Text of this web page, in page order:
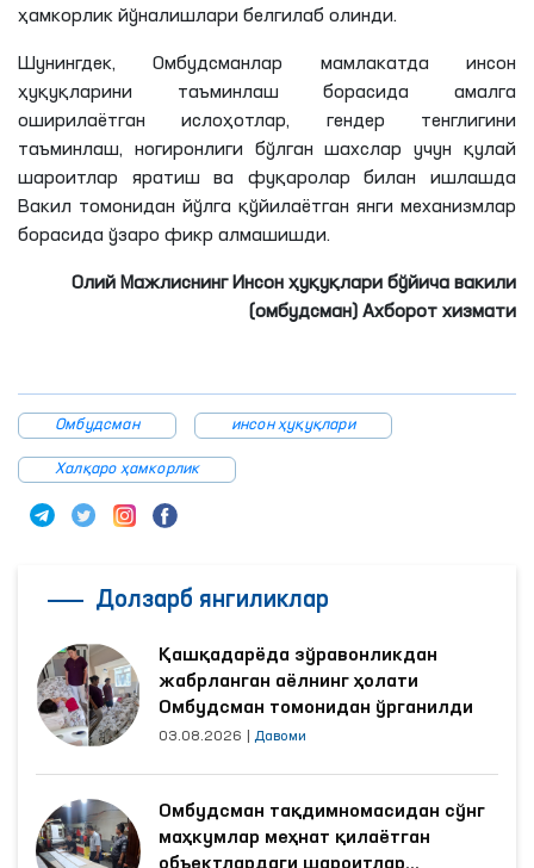
ҳамкорлик йўналишлари белгилаб олинди.
Шунингдек, Омбудсманлар мамлакатда инсон
ҳуқуқларини таъминлаш борасида амалга
оширилаётган ислоҳотлар, гендер тенглигини
таъминлаш, ногиронлиги бўлган шахслар учун қулай
шароитлар яратиш ва фуқаролар билан ишлашда
Вакил томонидан йўлга қўйилаётган янги механизмлар
борасида ўзаро фикр алмашишди.
Олий Мажлиснинг Инсон ҳуқуқлари бўйича вакили
(омбудсман) Ахборот хизмати
Омбудсман инсон ҳуқуқлари
Халқаро ҳамкорлик
Долзарб янгиликлар
Қашқадарёда зўравонликдан
жабрланган аёлнинг ҳолати
Омбудсман томонидан ўрганилди
03.08.2026 Давоми
Омбудсман тақдимномасидан сўнг
маҳкумлар меҳнат қилаётган